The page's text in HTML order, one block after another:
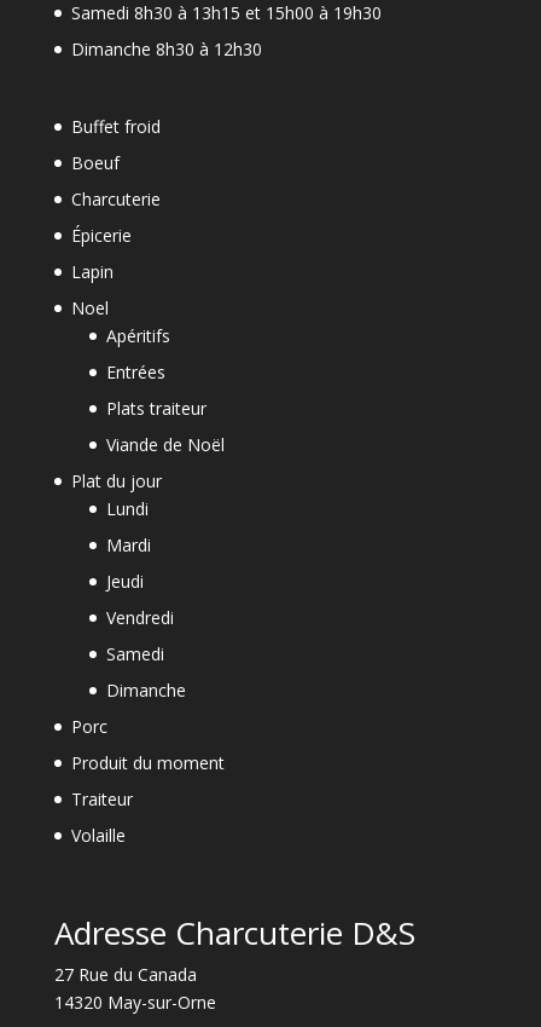
Samedi 8h30 à 13h15 et 15h00 à 19h30
Dimanche 8h30 à 12h30
Buffet froid
Boeuf
Charcuterie
Épicerie
Lapin
Noel
Apéritifs
Entrées
Plats traiteur
Viande de Noël
Plat du jour
Lundi
Mardi
Jeudi
Vendredi
Samedi
Dimanche
Porc
Produit du moment
Traiteur
Volaille
Adresse Charcuterie D&S
27 Rue du Canada
14320 May-sur-Orne